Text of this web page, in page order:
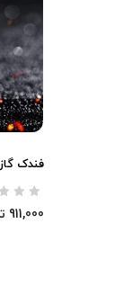
فندک
911,000